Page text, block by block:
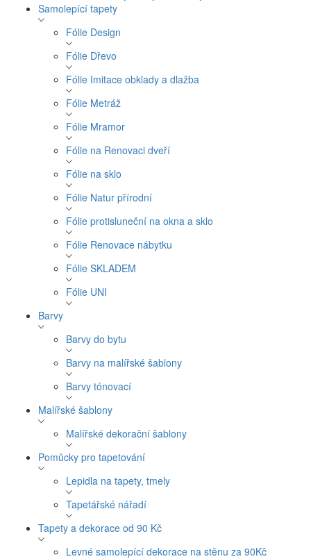
Samolepící tapety
Fólie Design
Fólie Dřevo
Fólie Imitace obklady a dlažba
Fólie Metráž
Fólie Mramor
Fólie na Renovaci dveří
Fólie na sklo
Fólie Natur přírodní
Fólie protisluneční na okna a sklo
Fólie Renovace nábytku
Fólie SKLADEM
Fólie UNI
Barvy
Barvy do bytu
Barvy na malířské šablony
Barvy tónovací
Malířské šablony
Malířské dekorační šablony
Pomůcky pro tapetování
Lepidla na tapety, tmely
Tapetářské nářadí
Tapety a dekorace od 90 Kč
Levné samolepící dekorace na stěnu za 90Kč